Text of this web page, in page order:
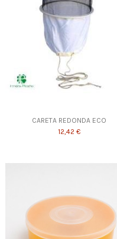
CARETA REDONDA ECO
12,42 €